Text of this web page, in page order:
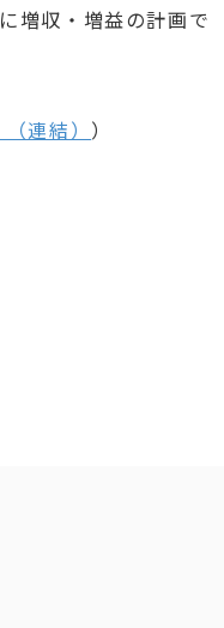
増収・増益の計画で
連結） ）